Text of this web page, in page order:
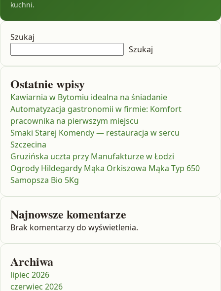
kuchni.
Szukaj
Szukaj
Ostatnie wpisy
Kawiarnia w Bytomiu idealna na śniadanie
Automatyzacja gastronomii w firmie: Komfort
pracownika na pierwszym miejscu
Smaki Starej Komendy — restauracja w sercu
Szczecina
Gruzińska uczta przy Manufakturze w Łodzi
Ogrody Hildegardy Mąka Orkiszowa Mąka Typ 650
Samopsza Bio 5Kg
Najnowsze komentarze
Brak komentarzy do wyświetlenia.
Archiwa
lipiec 2026
czerwiec 2026